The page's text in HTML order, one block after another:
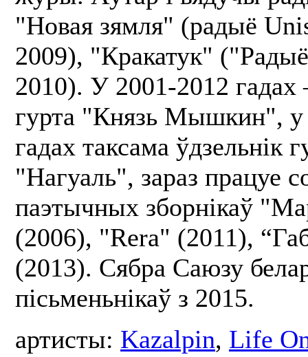
"Новая зямля" (радыё
2009), "Кракатук"
2010). У 2001-2012 гадах
гурта "Князь Мышкин", у
гадах таксама ўдзельнік
"Нагуаль", зараз працуе
паэтычных зборнікаў
(2006), "Rera" (2011),
(2013). Сябра Саюзу
пісьменьнікаў з 2015.
артисты: Kazalpin, Life